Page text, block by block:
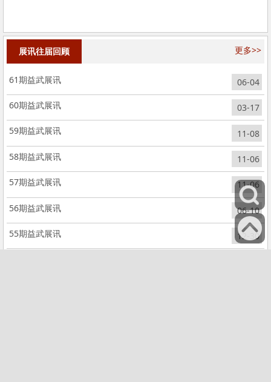
展讯往届回顾 更多>>
61期益武展讯 06-04
60期益武展讯 03-17
11-08
58期益武展讯 11-06
57期益武展讯 11-06
56期益武展讯 06-10
55期益武展讯 12-30